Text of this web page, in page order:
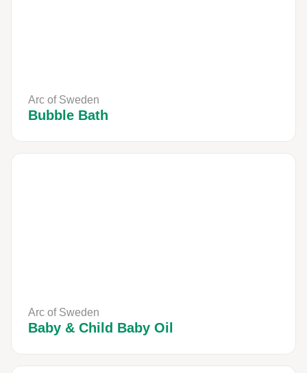
Arc of Sweden
Bubble Bath
Arc of Sweden
Baby & Child Baby Oil